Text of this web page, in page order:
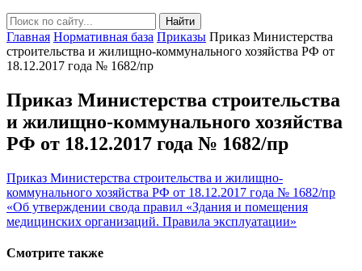
Найти
Главная Нормативная база Приказы Приказ Министерства
строительства и жилищно-коммунального хозяйства РФ от
18.12.2017 года № 1682/пр
Приказ Министерства строительства
и жилищно-коммунального хозяйства
РФ от 18.12.2017 года № 1682/пр
Приказ Министерства строительства и жилищно-
коммунального хозяйства РФ от 18.12.2017 года № 1682/пр
«Об утверждении свода правил «Здания и помещения
медицинских организаций. Правила эксплуатации»
Смотрите также